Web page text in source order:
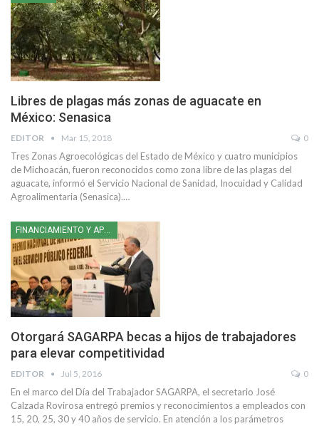
Libres de plagas más zonas de aguacate en
México: Senasica
EDITOR Mar 15, 2018 0
Tres Zonas Agroecológicas del Estado de México y cuatro municipios
de Michoacán, fueron reconocidos como zona libre de las plagas del
aguacate, informó el Servicio Nacional de Sanidad, Inocuidad y Calidad
Agroalimentaria (Senasica).…
FINANCIAMIENTO Y APOYOS
Otorgará SAGARPA becas a hijos de trabajadores
para elevar competitividad
EDITOR Jul 5, 2016 0
En el marco del Día del Trabajador SAGARPA, el secretario José
Calzada Rovirosa entregó premios y reconocimientos a empleados con
15, 20, 25, 30 y 40 años de servicio. En atención a los parámetros